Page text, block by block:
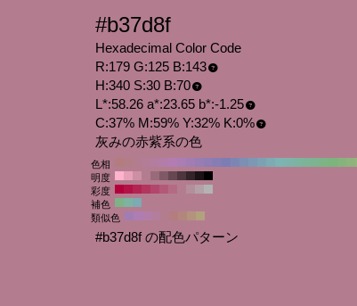
#b37d8f
Hexadecimal Color Code
R:179 G:125 B:143
H:340 S:30 B:70
L*:58.26 a*:23.65 b*:-1.25
C:37% M:59% Y:32% K:0%
灰みの赤紫系の色
色相
明度
彩度
補色
類似色
#b37d8f の配色パターン